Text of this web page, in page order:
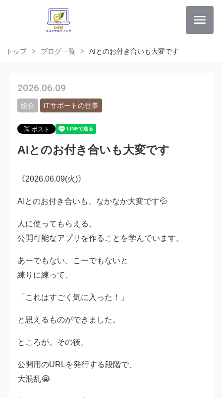
トップ ブログ一覧 AIとのお付き合いも大変です
2026.06.09
総合 ITサポートの仕事
AIとのお付き合いも大変です
《2026.06.09(火)》
AIとのお付き合いも、なかなか大変です💦
人に使ってもらえる、
公開可能なアプリを作ることを学んでいます。
あーでもない、こーでもないと
練りに練って、
「これはすごく気に入った！」
と思えるものができました。
ところが、その後。
公開用のURLを発行する段階で、
大混乱😭